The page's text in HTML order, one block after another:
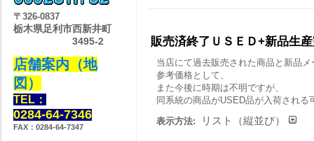
販売済終了ＵＳＥＤ+新品生
当店にて過去販売された商品と新品
参考価格として、
また今後に時期は不明ですが、
同系統の商品がUSED品が入荷される
表示方法:
リスト（縦並び）
〒 326-0837
栃木県足利市西新井町
3495-2
店舗案内（地
図）
TEL：
0284-64-7346
FAX：0284-64-7347